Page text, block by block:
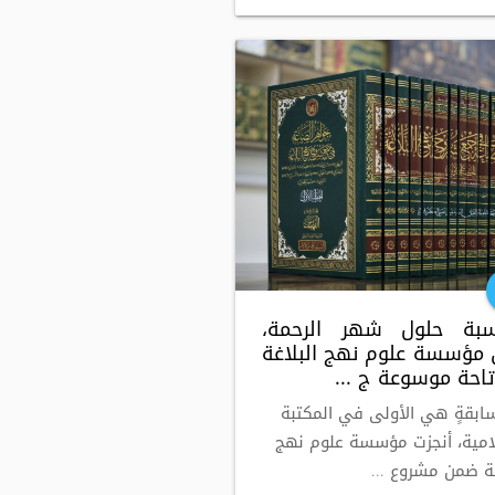
حلول شهر الرحمة،
مؤسسة علوم نهج البلاغة
موسوعة ج ...
هي الأولى في المكتبة
أنجزت مؤسسة علوم نهج
ضمن مشروع ...